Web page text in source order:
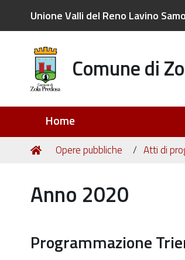
Unione Valli del Reno Lavino
Comune di
Home
Tu
Home
Opere pubbliche Atti di
Anno 2020
Programmazione